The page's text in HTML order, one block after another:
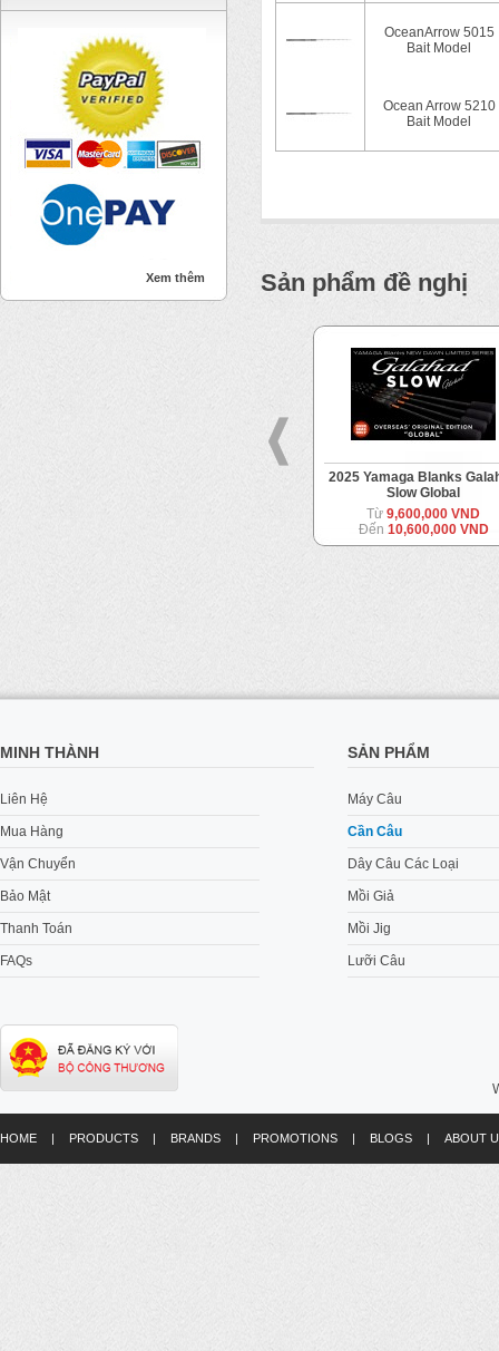
Xem thêm
OceanArrow 5015
Bait Model
Ocean Arrow 5210
Bait Model
Sản phẩm đề nghị
2025 Yamaga Blanks
Slow Global
Từ 9,600,000 VND
Đến 10,600,000 VND
MINH THÀNH
Liên Hệ
Mua Hàng
Vận Chuyển
Bảo Mật
Thanh Toán
FAQs
SẢN PHẨM
Máy Câu
Cần Câu
Dây Câu Các Loại
Mồi Giả
Mồi Jig
Lưỡi Câu
HOME | PRODUCTS | BRANDS | PROMOTIONS | BLOGS | ABOUT